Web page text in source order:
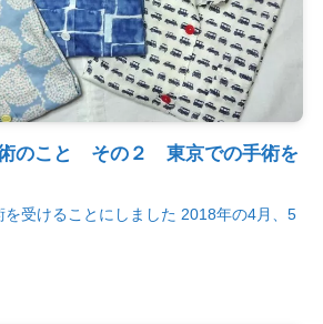
術のこと その２ 東京での手術を
を受けることにしました 2018年の4月、5